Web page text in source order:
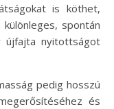
is köthet,
spontán
újfajta nyitottságot
pedig hosszú
és